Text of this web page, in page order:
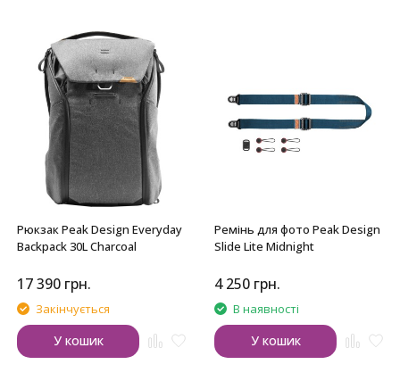
Рюкзак Peak Design Everyday
Backpack 30L Charcoal
17 390 грн.
Закінчується
У кошик
Ремінь для фото Peak Design
Slide Lite Midnight
4 250 грн.
В наявності
У кошик